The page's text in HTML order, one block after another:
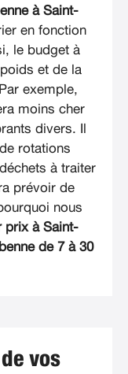
à Saint-
en fonction
le budget à
et de la
exemple,
moins cher
divers. Il
rotations
à traiter
prévoir de
nous
prix à Saint-
de 7 à 30
vos